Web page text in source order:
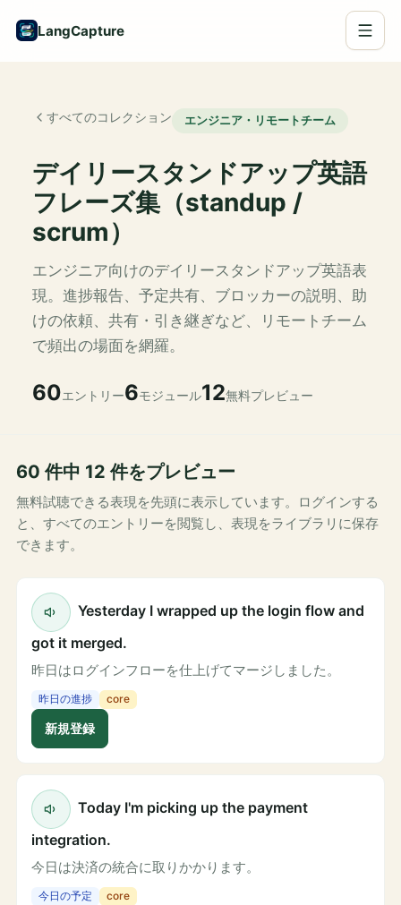
LangCapture
すべてのコレクション エンジニア・リモートチーム
デイリースタンドアップ英語
フレーズ集（standup /
scrum）
エンジニア向けのデイリースタンドアップ英語表
現。進捗報告、予定共有、ブロッカーの説明、助
けの依頼、共有・引き継ぎなど、リモートチーム
で頻出の場面を網羅。
60エントリー6モジュール12無料プレビュー
60 件中 12 件をプレビュー
無料試聴できる表現を先頭に表示しています。ログインする
と、すべてのエントリーを閲覧し、表現をライブラリに保存
できます。
Yesterday I wrapped up the login flow and
got it merged.
昨日はログインフローを仕上げてマージしました。
昨日の進捗 core
新規登録
Today I'm picking up the payment
integration.
今日は決済の統合に取りかかります。
今日の予定 core